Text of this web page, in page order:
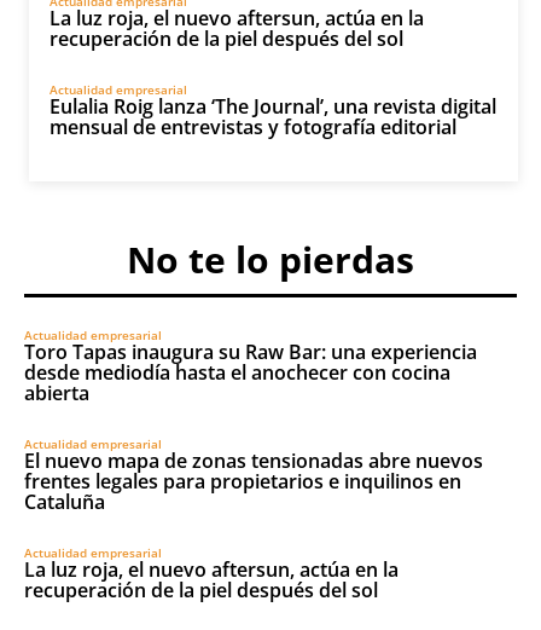
La luz roja, el nuevo aftersun, actúa en la
recuperación de la piel después del sol
Actualidad empresarial
Eulalia Roig lanza ‘The Journal’, una revista digital
mensual de entrevistas y fotografía editorial
No te lo pierdas
Actualidad empresarial
Toro Tapas inaugura su Raw Bar: una experiencia
desde mediodía hasta el anochecer con cocina
abierta
Actualidad empresarial
El nuevo mapa de zonas tensionadas abre nuevos
frentes legales para propietarios e inquilinos en
Cataluña
Actualidad empresarial
La luz roja, el nuevo aftersun, actúa en la
recuperación de la piel después del sol